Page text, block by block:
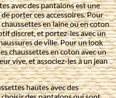
avec des pantalons est une
porter ces accessoires. Pour
en laine ou en coton
discret, et portez-les avec un
de ville. Pour un look
chaussettes en coton avec un
vive, et associez-les à un jean
hautes avec des